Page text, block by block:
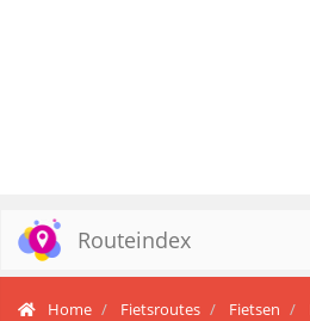
Routeindex
Home Fietsroutes Fietsen